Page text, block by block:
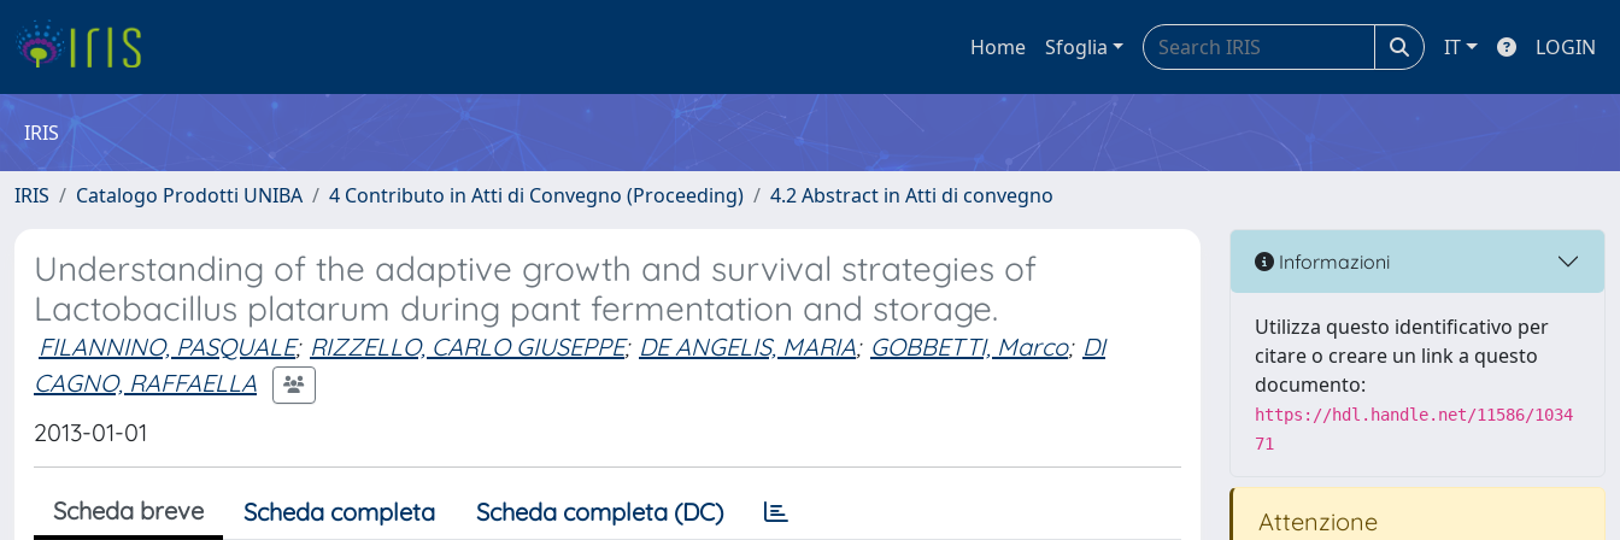
Home Sfoglia IT LOGIN
IRIS
IRIS Catalogo Prodotti UNIBA 4 Contributo in Atti di Convegno (Proceeding) 4.2 Abstract in Atti di convegno
Understanding of the adaptive growth and survival strategies of
Lactobacillus platarum during pant fermentation and storage.
FILANNINO, PASQUALE; RIZZELLO, CARLO GIUSEPPE; DE ANGELIS, MARIA; GOBBETTI, Marco; DI
CAGNO, RAFFAELLA
2013-01-01
Scheda breve Scheda completa Scheda completa (DC)
Informazioni
Utilizza questo identificativo per
citare o creare un link a questo
documento:
https://hdl.handle.net/11586/1034
71
Attenzione